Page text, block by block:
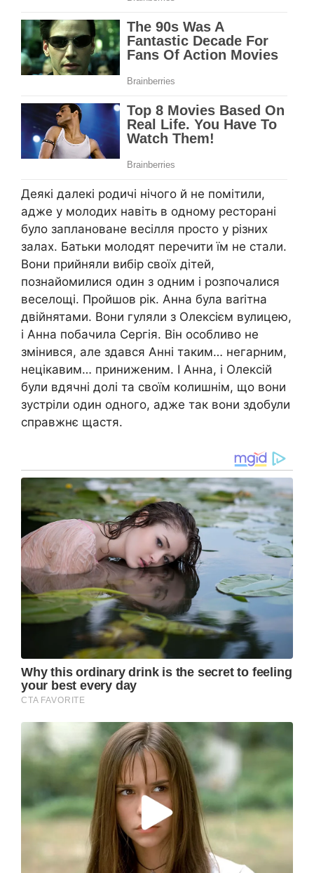
Деякі далекі родичі нічого й не помітили,
адже у молодих навіть в одному ресторані
було заплановане весілля просто у різних
залах. Батьки молодят перечити їм не стали.
Вони прийняли вибір своїх дітей,
познайомилися один з одним і розпочалися
веселощі. Пройшов рік. Анна була ваrітна
двійнятами. Вони гуляли з Олексієм вулицею,
і Анна побачила Сергія. Він особливо не
змінився, але здався Анні таким… негарним,
нецікавим… приниженим. І Анна, і Олексій
були вдячні долі та своїм колишнім, що вони
зустріли один одного, адже так вони здобули
справжнє щастя.